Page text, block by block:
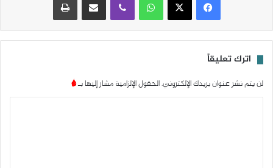
اترك تعليقاً
لن يتم نشر عنوان بريدك الإلكتروني.الحقول الإلزامية مشار إليها بـ*